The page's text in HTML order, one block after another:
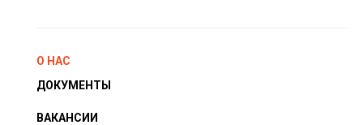
О НАС
ДОКУМЕНТЫ
ВАКАНСИИ